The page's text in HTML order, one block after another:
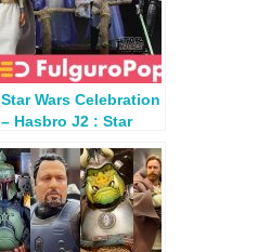
Star Wars Celebration
– Hasbro J2 : Star